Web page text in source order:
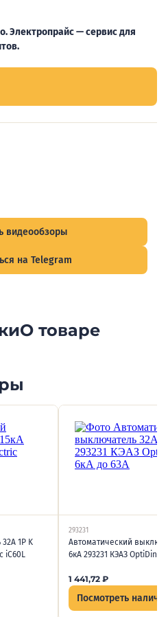
Электропрайс — сервис для
видеообзоры
на Telegram
О товаре
1P K
iC60L
293231
Автоматический
6кА 293231 КЭАЗ OptiDin
1 441,72 ₽
Посмотреть